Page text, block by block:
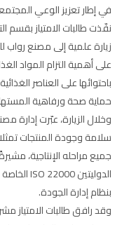
في إطار تعزيز الوعي
نفّذت طالبات الامتياز بقسم
زيارة علمية إلى مصنع رواب
على أهمية التزام المواد
باحتوائها على العناصر
حماية صحة ورفاهية
وخلال الزيارة، عبّرت إدارة
سلامة وجودة المنتجات
جميع مراحله الإنتاجية،
بنظام إدارة الجودة.
وقد رافق طالبات الامتياز